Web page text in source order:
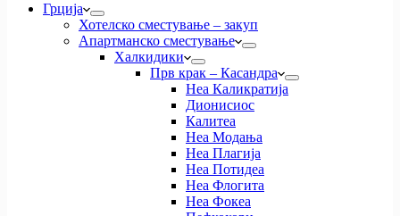
Грција
Хотелско сместување – закуп
Апартманско сместување
Халкидики
Прв крак – Касандра
Неа Каликратија
Дионисиос
Калитеа
Неа Модања
Неа Плагија
Неа Потидеа
Неа Флогита
Неа Фокеа